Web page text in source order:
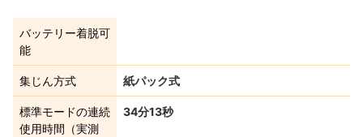
バッテリー着脱可
能
集じん方式 紙パック式
標準モードの連続
使用時間（実測
34分13秒